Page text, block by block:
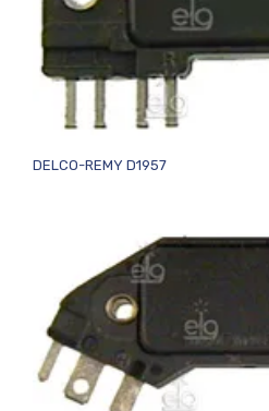
DELCO-REMY D1957